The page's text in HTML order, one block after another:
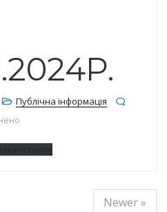
Публічна інформація
Newer »